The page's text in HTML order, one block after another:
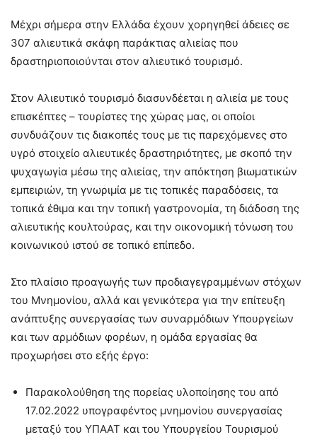
Μέχρι σήμερα στην Ελλάδα έχουν χορηγηθεί άδειες σε
307 αλιευτικά σκάφη παράκτιας αλιείας που
δραστηριοποιούνται στον αλιευτικό τουρισμό.
Στον Αλιευτικό τουρισμό διασυνδέεται η αλιεία με τους
επισκέπτες – τουρίστες της χώρας μας, οι οποίοι
συνδυάζουν τις διακοπές τους με τις παρεχόμενες στο
υγρό στοιχείο αλιευτικές δραστηριότητες, με σκοπό την
ψυχαγωγία μέσω της αλιείας, την απόκτηση βιωματικών
εμπειριών, τη γνωριμία με τις τοπικές παραδόσεις, τα
τοπικά έθιμα και την τοπική γαστρονομία, τη διάδοση της
αλιευτικής κουλτούρας, και την οικονομική τόνωση του
κοινωνικού ιστού σε τοπικό επίπεδο.
Στο πλαίσιο προαγωγής των προδιαγεγραμμένων στόχων
του Μνημονίου, αλλά και γενικότερα για την επίτευξη
ανάπτυξης συνεργασίας των συναρμόδιων Υπουργείων
και των αρμόδιων φορέων, η ομάδα εργασίας θα
προχωρήσει στο εξής έργο:
Παρακολούθηση της πορείας υλοποίησης του από
17.02.2022 υπογραφέντος μνημονίου συνεργασίας
μεταξύ του ΥΠΑΑΤ και του Υπουργείου Τουρισμού